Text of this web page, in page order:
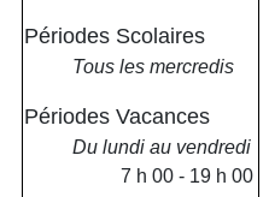
Périodes Scolaires
Tous les mercredis
Périodes Vacances
Du lundi au vendredi
7 h 00 - 19 h 00